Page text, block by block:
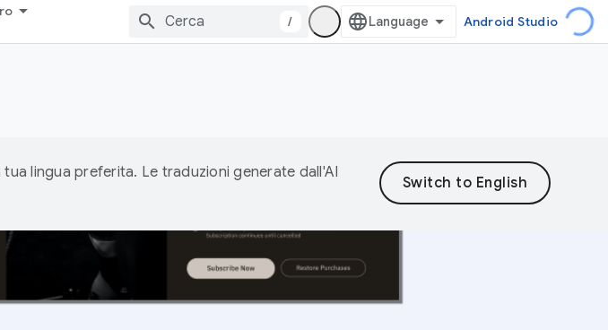
/ Android Studio
lingua preferita. Le traduzioni generate dall'AI